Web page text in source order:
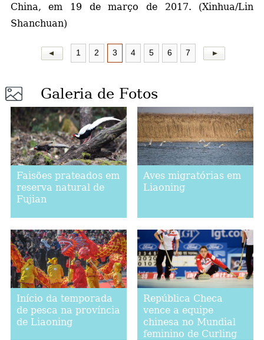
China, em 19 de março de 2017. (Xinhua/Lin
Shanchuan)
1 2 3 4 5 6 7
Galeria de Fotos
Faisões prateados em
reserva natural de
Fujian
Aves migratórias em
Liaoning
Início da temporada
de pesca na província
de Liaoning
República Checa
vence a equipe
chinesa no Mundial
feminino de Curling